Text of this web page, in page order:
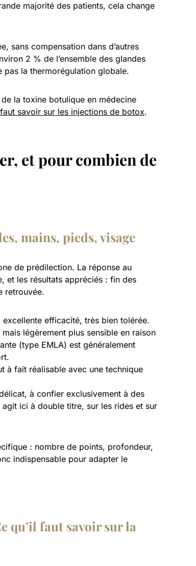
majorité des patients, cela change
sans compensation dans d’autres
2 % de l’ensemble des glandes
pas la thermorégulation globale.
la toxine botulique en médecine
savoir sur les injections de botox.
et pour combien de
mains, pieds, visage
de prédilection. La réponse au
et les résultats appréciés : fin des
retrouvée.
efficacité, très bien tolérée.
légèrement plus sensible en raison
(type EMLA) est généralement
à fait réalisable avec une technique
à confier exclusivement à des
ici à double titre, sur les rides et sur
: nombre de points, profondeur,
indispensable pour adapter le
qu’il faut savoir sur la